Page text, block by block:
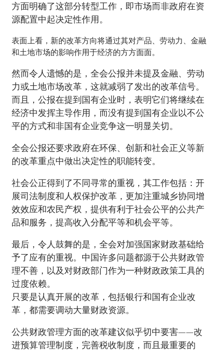
方面明确了这部分转型工作，即市场而非政府在资
源配置中起决定性作用。
表面上看，新的改革方向将通过其对产品、劳动力、金融
和土地市场的影响作用于经济的方方面面。
然而令人遗憾的是，全会公报并未提及金融、劳动
力或土地市场改革，这就减弱了发出的改革信号。
而且，公报在提到国有企业时，表明它们将继续在
经济中发挥主导作用，而没有提到国有企业以不公
平的方式和非国有企业竞争这一明显关切。
全会公报还要求政府在环保、创新和社会正义等新
的改革重点中做出决定性的职能转变。
社会公正得到了不同寻常的重视，其工作包括：开
展司法制度和人权保护改革，更加注重城乡协同增
效效应和农民产权，提供有利于社会公平的公共产
品和服务，提高收入分配平等和机会平等。
最后，令人鼓舞的是，全会对加强国家财政基础给
予了应有的重视。中国许多问题都源于公共财政管
理不善，以及对财政部门作为一种财政政策工具的
过度依赖。
只要是认真开展的改革，包括银行和国有企业改
革，都需要调动大量财政资源。
公共财政管理方面的改革建议似乎切中要害——改
进预算管理制度，完善税收制度，而且最重要的